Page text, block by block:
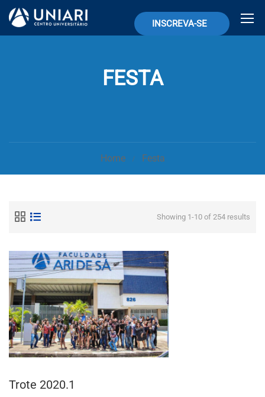
INSCREVA-SE
FESTA
Home Festa
Showing 1-10 of 254 results
Trote 2020.1